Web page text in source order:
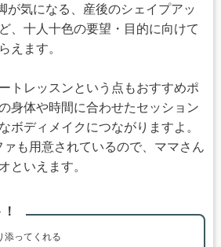
が気になる、産後のシェイプアッ
、十人十色の要望・目的に向けて
えます。
トレッスンという点もおすすめポ
身体や時間に合わせたセッション
ボディメイクにつながりますよ。
も用意されているので、ママさん
といえます。
添ってくれる